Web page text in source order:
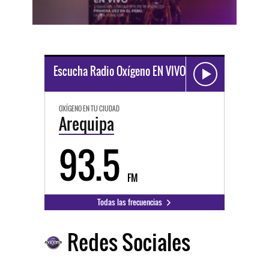
Escucha Radio Oxígeno EN VIVO
OXÍGENO EN TU CIUDAD
Arequipa
93.5 FM
Todas las frecuencias
Redes Sociales